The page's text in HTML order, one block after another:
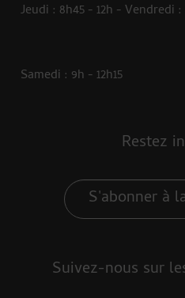
Jeudi : 8h45 - 12h - Vendredi :
Samedi : 9h - 12h15
Restez
S'abonner à
Suivez-nous sur